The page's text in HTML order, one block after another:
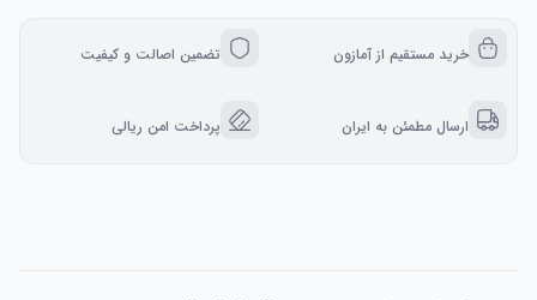
خرید مستقیم از آمازون تضمین اصالت و کیفیت
ارسال مطمئن به ایران پرداخت امن ریالی